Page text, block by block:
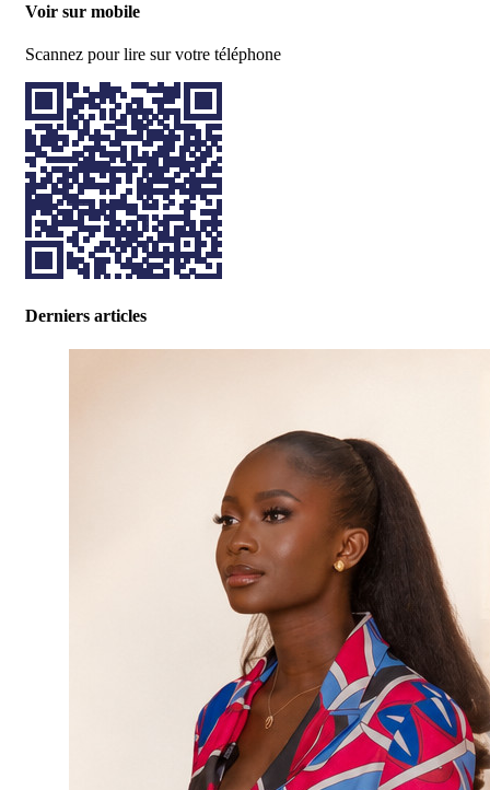
Voir sur mobile
Scannez pour lire sur votre téléphone
Derniers articles